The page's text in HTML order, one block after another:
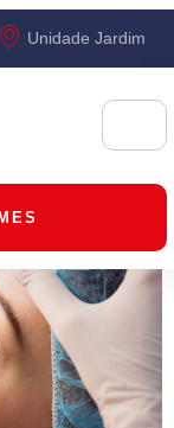
Unidade Jardim
além